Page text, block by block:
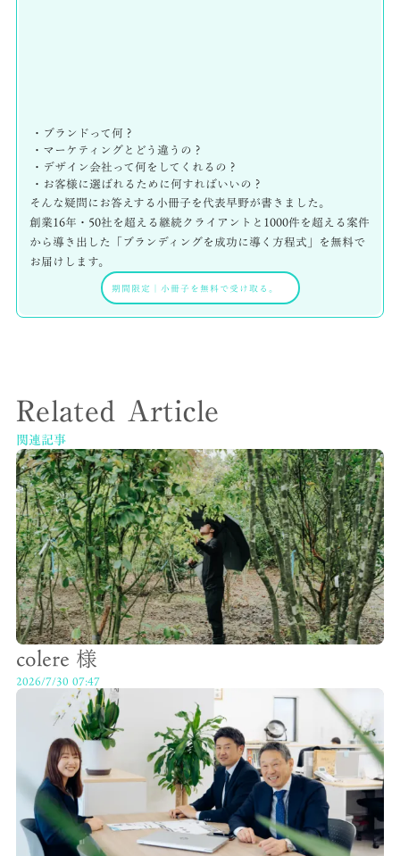
・ブランドって何？
・マーケティングとどう違うの？
・デザイン会社って何をしてくれるの？
・お客様に選ばれるために何すればいいの？
そんな疑問にお答えする小冊子を代表早野が書きました。
創業16年・50社を超える継続クライアントと1000件を超える案件
から導き出した「ブランディングを成功に導く方程式」を無料で
お届けします。
期間限定 ｜ 小冊子を無料で受け取る。
Related Article
関連記事
colere 様
2026/7/30 07:47